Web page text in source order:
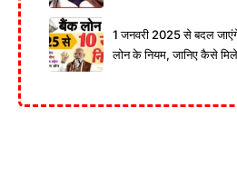
1 जनवरी 2025 से बदल
लोन के नियम, जानिए कैसे